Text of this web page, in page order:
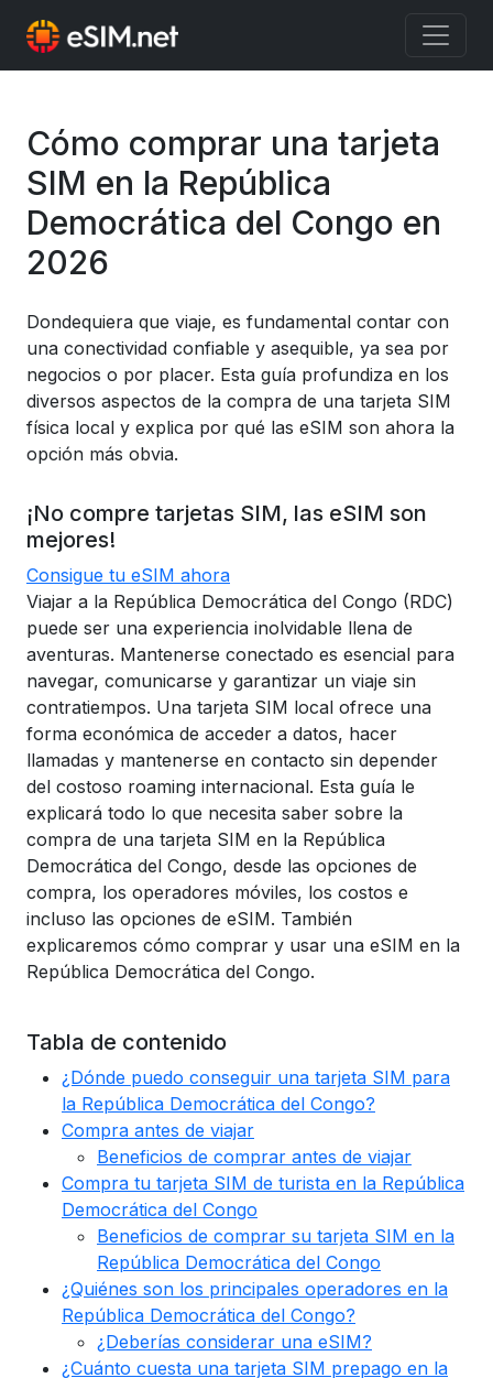
Cómo comprar una tarjeta
SIM en la República
Democrática del Congo en
2026
Dondequiera que viaje, es fundamental contar con
una conectividad confiable y asequible, ya sea por
negocios o por placer. Esta guía profundiza en los
diversos aspectos de la compra de una tarjeta SIM
física local y explica por qué las eSIM son ahora la
opción más obvia.
¡No compre tarjetas SIM, las eSIM son
mejores!
Consigue tu eSIM ahora
Viajar a la República Democrática del Congo (RDC)
puede ser una experiencia inolvidable llena de
aventuras. Mantenerse conectado es esencial para
navegar, comunicarse y garantizar un viaje sin
contratiempos. Una tarjeta SIM local ofrece una
forma económica de acceder a datos, hacer
llamadas y mantenerse en contacto sin depender
del costoso roaming internacional. Esta guía le
explicará todo lo que necesita saber sobre la
compra de una tarjeta SIM en la República
Democrática del Congo, desde las opciones de
compra, los operadores móviles, los costos e
incluso las opciones de eSIM. También
explicaremos cómo comprar y usar una eSIM en la
República Democrática del Congo.
Tabla de contenido
¿Dónde puedo conseguir una tarjeta SIM para
la República Democrática del Congo?
Compra antes de viajar
Beneficios de comprar antes de viajar
Compra tu tarjeta SIM de turista en la República
Democrática del Congo
Beneficios de comprar su tarjeta SIM en la
República Democrática del Congo
¿Quiénes son los principales operadores en la
República Democrática del Congo?
¿Deberías considerar una eSIM?
¿Cuánto cuesta una tarjeta SIM prepago en la